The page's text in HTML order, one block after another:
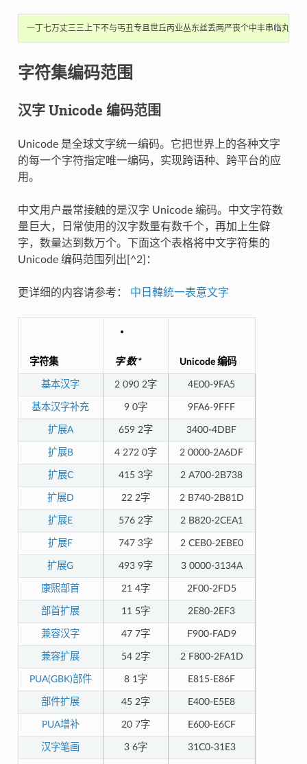
字符集编码范围
汉字 Unicode 编码范围
Unicode 是全球文字统一编码。它把世界上的各种文字
的每一个字符指定唯一编码，实现跨语种、跨平台的应
用。
中文用户最常接触的是汉字 Unicode 编码。中文字符数
量巨大，日常使用的汉字数量有数千个，再加上生僻
字，数量达到数万个。下面这个表格将中文字符集的
Unicode 编码范围列出[^2]：
更详细的内容请参考： 中日韓統一表意文字
字符集 字 数 * Unicode 编码
基本汉字 2 090 2字 4E00-9FA5
基本汉字补充 9 0字 9FA6-9FFF
扩展A 659 2字 3400-4DBF
扩展B 4 272 0字 2 0000-2A6DF
扩展C 415 3字 2 A700-2B738
扩展D 22 2字 2 B740-2B81D
扩展E 576 2字 2 B820-2CEA1
扩展F 747 3字 2 CEB0-2EBE0
扩展G 493 9字 3 0000-3134A
康熙部首 21 4字 2F00-2FD5
部首扩展 11 5字 2E80-2EF3
兼容汉字 47 7字 F900-FAD9
兼容扩展 54 2字 2 F800-2FA1D
PUA(GBK)部件 8 1字 E815-E86F
部件扩展 45 2字 E400-E5E8
PUA增补 20 7字 E600-E6CF
汉字笔画 3 6字 31C0-31E3